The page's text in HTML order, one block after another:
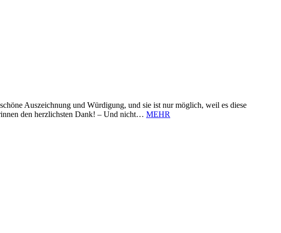
Auszeichnung und Würdigung, und sie ist nur möglich, weil es diese
den herzlichsten Dank! – Und nicht… MEHR